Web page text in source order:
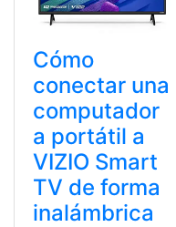
Cómo
conectar una
computador
a portátil a
VIZIO Smart
TV de forma
inalámbrica